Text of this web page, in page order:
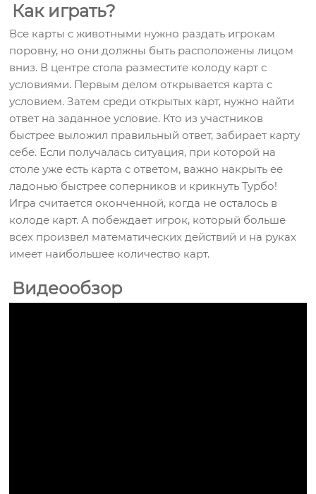
Как играть?
Все карты с животными нужно раздать игрокам
поровну, но они должны быть расположены лицом
вниз. В центре стола разместите колоду карт с
условиями. Первым делом открывается карта с
условием. Затем среди открытых карт, нужно найти
ответ на заданное условие. Кто из участников
быстрее выложил правильный ответ, забирает карту
себе. Если получалась ситуация, при которой на
столе уже есть карта с ответом, важно накрыть ее
ладонью быстрее соперников и крикнуть Турбо!
Игра считается оконченной, когда не осталось в
колоде карт. А побеждает игрок, который больше
всех произвел математических действий и на руках
имеет наибольшее количество карт.
Видеообзор